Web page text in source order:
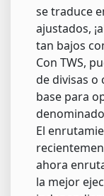
se traduce
ajustados,
tan bajos
Con TWS,
de divisas o
base para
El
ahora
la mejor